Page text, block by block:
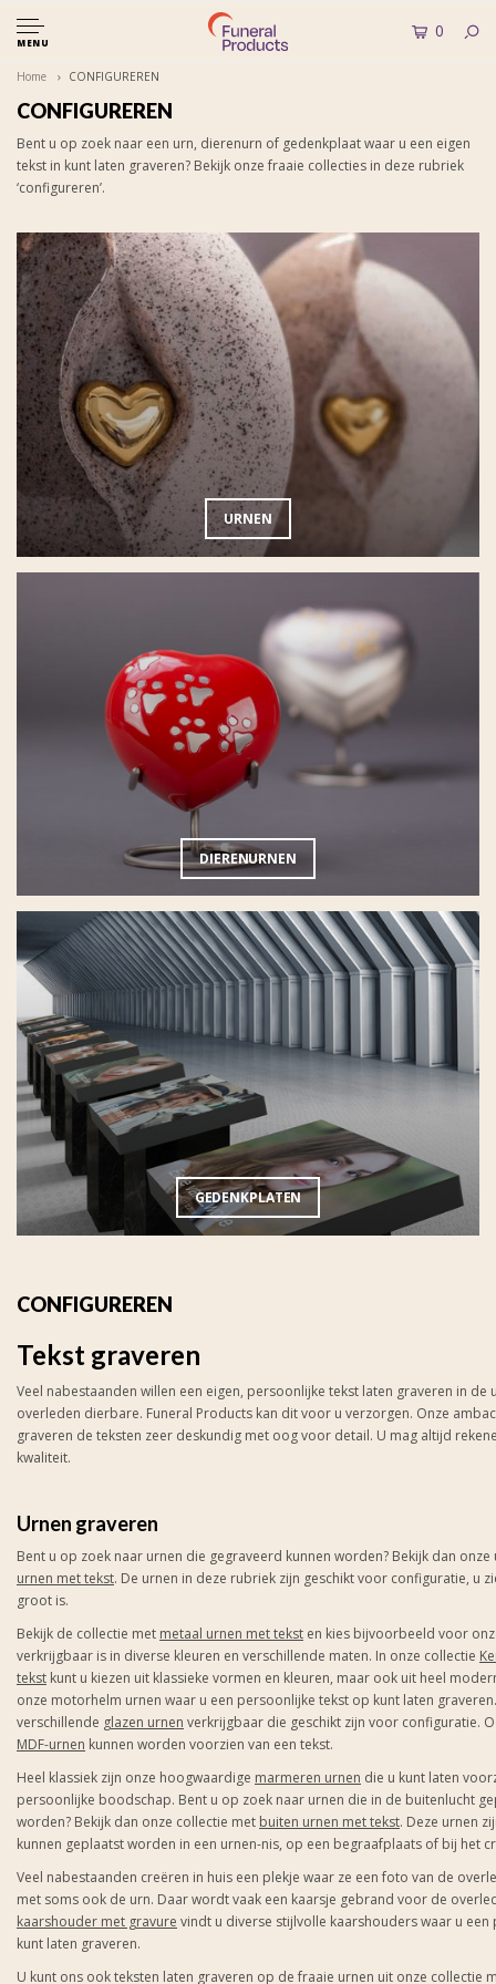
MENU
0
Home CONFIGUREREN
CONFIGUREREN
Bent u op zoek naar een urn, dierenurn of gedenkplaat waar u een eigen
tekst in kunt laten graveren? Bekijk onze fraaie collecties in deze rubriek
‘configureren’.
URNEN
DIERENURNEN
GEDENKPLATEN
CONFIGUREREN
Tekst graveren
Veel nabestaanden willen een eigen, persoonlijke tekst laten graveren in de
overleden dierbare. Funeral Products kan dit voor u verzorgen. Onze
graveren de teksten zeer deskundig met oog voor detail. U mag altijd
kwaliteit.
Urnen graveren
Bent u op zoek naar urnen die gegraveerd kunnen worden? Bekijk dan
urnen met tekst. De urnen in deze rubriek zijn geschikt voor configuratie, u
groot is.
Bekijk de collectie met metaal urnen met tekst en kies bijvoorbeeld voor
verkrijgbaar is in diverse kleuren en verschillende maten. In onze collectie
tekst kunt u kiezen uit klassieke vormen en kleuren, maar ook uit heel
onze motorhelm urnen waar u een persoonlijke tekst op kunt laten
verschillende glazen urnen verkrijgbaar die geschikt zijn voor configuratie.
MDF-urnen kunnen worden voorzien van een tekst.
Heel klassiek zijn onze hoogwaardige marmeren urnen die u kunt laten
persoonlijke boodschap. Bent u op zoek naar urnen die in de buitenlucht
worden? Bekijk dan onze collectie met buiten urnen met tekst. Deze urnen
kunnen geplaatst worden in een urnen-nis, op een begraafplaats of bij het
Veel nabestaanden creëren in huis een plekje waar ze een foto van de
met soms ook de urn. Daar wordt vaak een kaarsje gebrand voor de
kaarshouder met gravure vindt u diverse stijlvolle kaarshouders waar u
kunt laten graveren.
U kunt ons ook teksten laten graveren op de fraaie urnen uit onze collectie